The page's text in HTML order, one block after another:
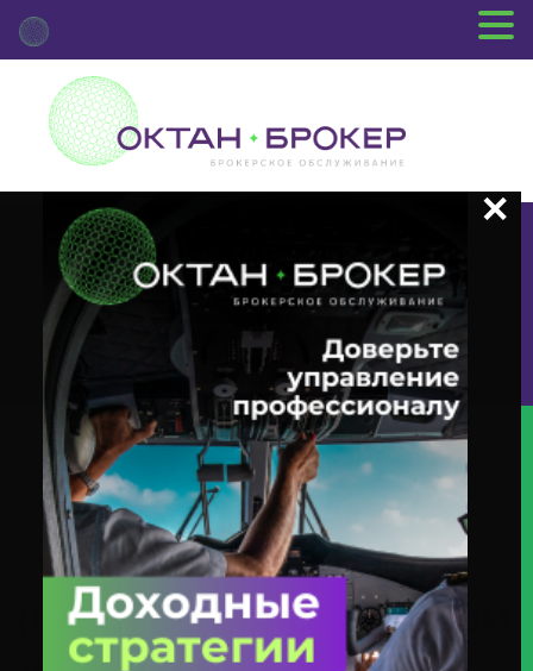
+7 (3812) 29-00-92
г.Омск ул.Красный Путь, 109 оф.510
Главная Новости Депозитария
(INFO) О Корпоративном
Действии «Информация» С Ценными Бумагами Эмитента ПАО
«Газпром» ИНН 7736050003 (акция 1-02-00028-A / ISIN
RU0007661625)
(INFO) О корпоративном